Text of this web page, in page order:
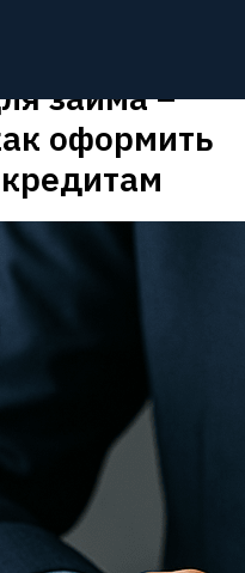
займа –
оформить